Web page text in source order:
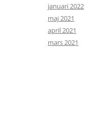
januari 2022
maj 2021
april 2021
mars 2021